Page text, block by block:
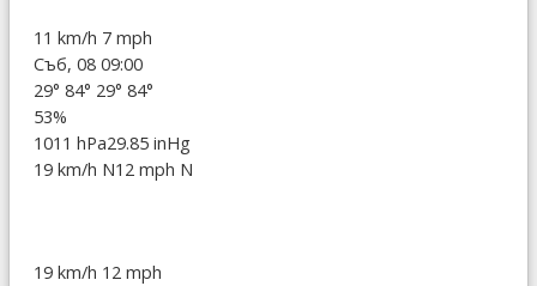
11 km/h 7 mph
Съб, 08 09:00
29° 84° 29° 84°
53%
1011 hPa29.85 inHg
19 km/h N12 mph N
19 km/h 12 mph